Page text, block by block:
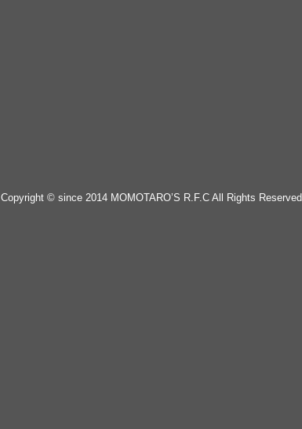
Copyright © since 2014 MOMOTARO’S R.F.C All Rights Reserved